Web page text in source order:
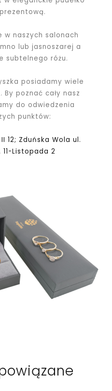
w naszych salonach
lub jasnoszarej a
subtelnego różu.
posiadamy wiele
poznać cały nasz
do odwiedzenia
punktów:
12; Zduńska Wola ul.
11-Listopada 2